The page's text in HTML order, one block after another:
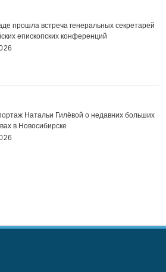
прошла встреча генеральных секретарей
епископских конференций
Натальи Гилёвой о недавних больших
в Новосибирске